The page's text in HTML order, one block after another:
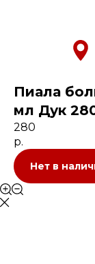
Пиала
мл Дук
280
р.
Нет в